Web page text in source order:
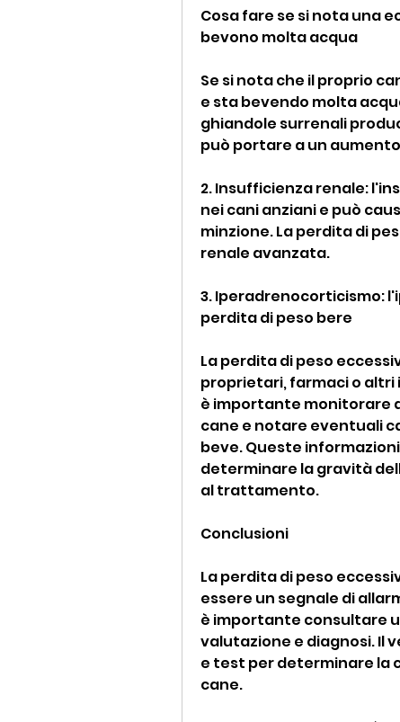
Cosa fare se si nota una
bevono molta acqua
Se si nota che il proprio
e sta bevendo molta
ghiandole surrenali
può portare a un
2. Insufficienza renale:
nei cani anziani e può
minzione. La perdita di
renale avanzata.
3. Iperadrenocorticismo:
perdita di peso bere
La perdita di peso
proprietari, farmaci o
è importante monitorare
cane e notare eventuali
beve. Queste
determinare la gravità
al trattamento.
Conclusioni
La perdita di peso
essere un segnale di
è importante consultare
valutazione e diagnosi. Il
e test per determinare la
cane.